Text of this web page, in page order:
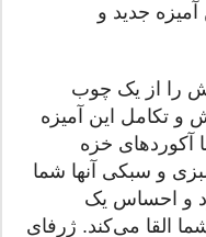
جدید و
را از یک چوب
تکامل این آمیزه
آکوردهای خزه
و سبکی آنها شما
و احساس یک
القا می‌کند. ژرفای